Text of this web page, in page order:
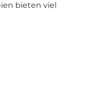
bieten viel